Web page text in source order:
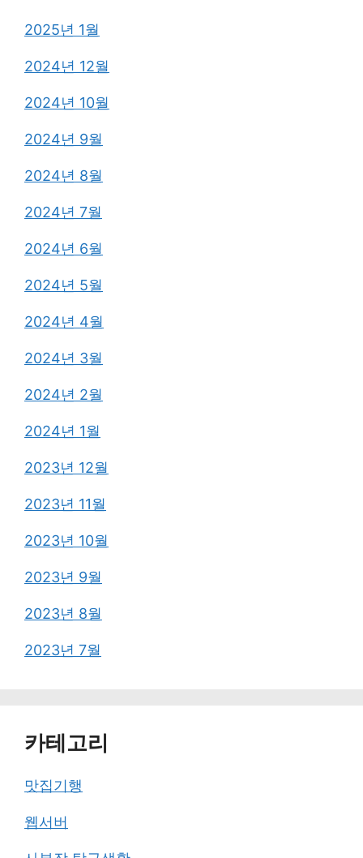
2025년 1월
2024년 12월
2024년 10월
2024년 9월
2024년 8월
2024년 7월
2024년 6월
2024년 5월
2024년 4월
2024년 3월
2024년 2월
2024년 1월
2023년 12월
2023년 11월
2023년 10월
2023년 9월
2023년 8월
2023년 7월
카테고리
맛집기행
웹서버